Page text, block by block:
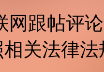
网跟帖评
关法律